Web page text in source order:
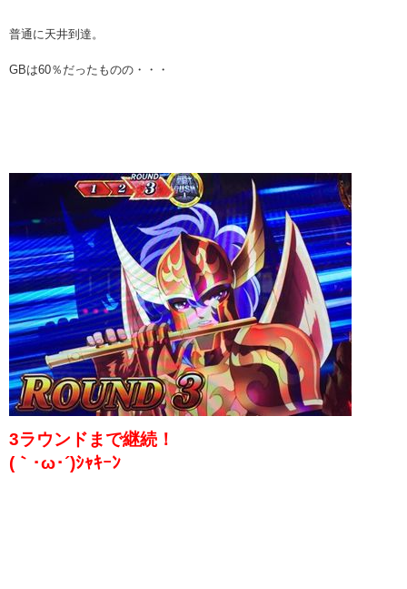
普通に天井到達。
GBは60％だったものの・・・
3ラウンドまで継続！
(｀･ω･´)ｼｬｷｰﾝ